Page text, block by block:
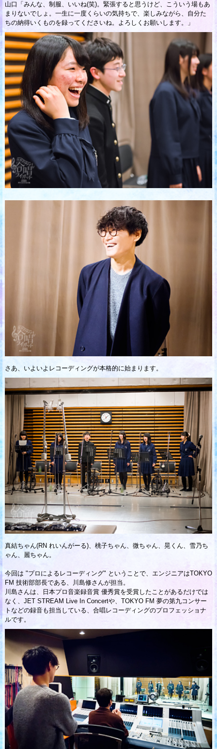
山口「みんな、制服、いいね(笑)。緊張すると思うけど、こういう場もあ
まりないでしょ。一生に一度くらいの気持ちで、楽しみながら、自分た
ちの納得いくものを録ってくださいね。よろしくお願いします。」
さあ、いよいよレコーディングが本格的に始まります。
真結ちゃん(RN れいんがーる)、桃子ちゃん、微ちゃん、晃くん、雪乃ち
ゃん、麗ちゃん。
今回は "プロによるレコーディング" ということで、エンジニアはTOKYO
FM 技術部部長である、川島修さんが担当。
川島さんは、日本プロ音楽録音賞 優秀賞を受賞したことがあるだけでは
なく、JET STREAM Live In Concertや、TOKYO FM 夢の第九コンサー
トなどの録音も担当している、合唱レコーディングのプロフェッショナ
ルです。